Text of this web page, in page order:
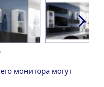
монитора могут